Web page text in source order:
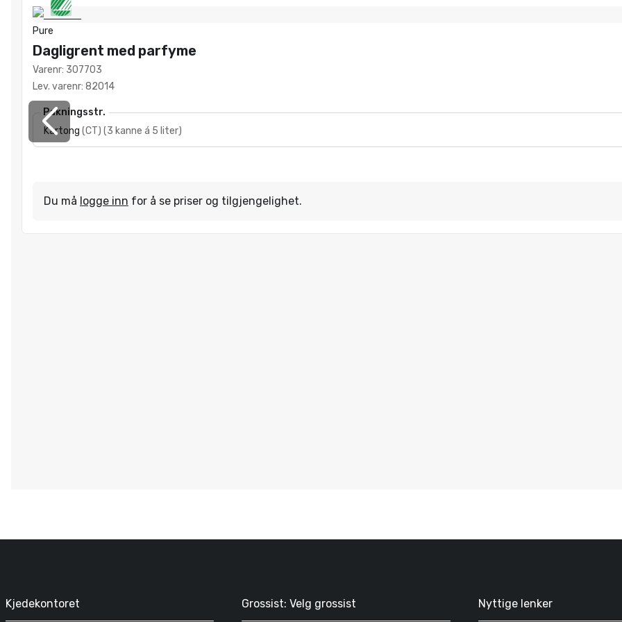
Pure
Dagligrent med parfyme
Varenr: 307703
Lev. varenr: 82014
Pakningsstr.
Kartong (CT) (3 kanne á 5 liter)
Du må logge inn for å se priser og tilgjengelighet.
Kjedekontoret Grossist: Velg grossist Nyttige lenker